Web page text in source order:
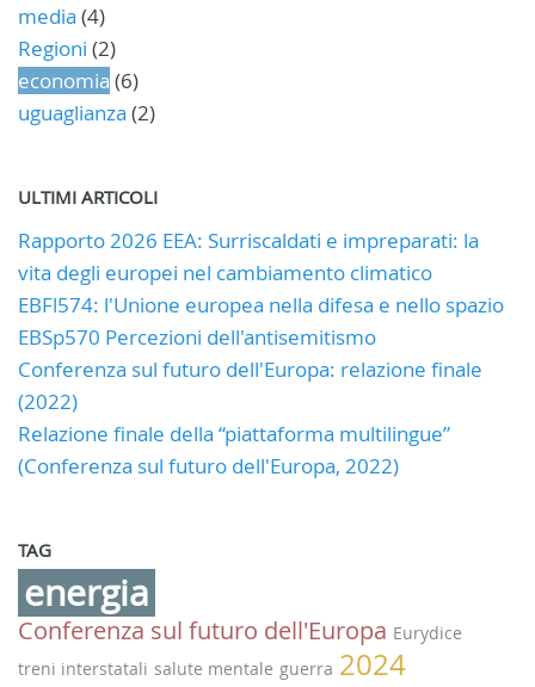
media (4)
Regioni (2)
economia (6)
uguaglianza (2)
ULTIMI ARTICOLI
Rapporto 2026 EEA: Surriscaldati e impreparati: la
vita degli europei nel cambiamento climatico
EBFl574: l'Unione europea nella difesa e nello spazio
EBSp570 Percezioni dell'antisemitismo
Conferenza sul futuro dell'Europa: relazione finale
(2022)
Relazione finale della “piattaforma multilingue”
(Conferenza sul futuro dell'Europa, 2022)
TAG
energia
Conferenza sul futuro dell'Europa Eurydice
treni interstatali salute mentale guerra 2024